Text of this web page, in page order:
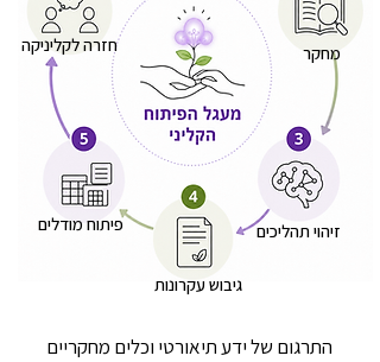
מחקר
זיהוי תהליכים פיתוח מודלים
חזרה לקליניקה
גיבוש עקרונות
התרגום של ידע תיאורטי וכלים מחקריים